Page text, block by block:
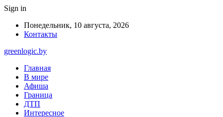
Sign in
Понедельник, 10 августа, 2026
Контакты
greenlogic.by
Главная
В мире
Афиша
Граница
ДТП
Интересное